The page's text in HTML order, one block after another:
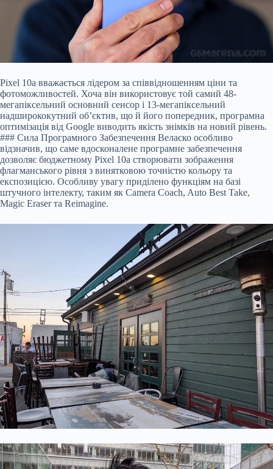
Pixel 10a вважається лідером за співвідношенням ціни та
фотоможливостей. Хоча він використовує той самий 48-
мегапіксельний основний сенсор і 13-мегапіксельний
надширококутний об’єктив, що й його попередник, програмна
оптимізація від Google виводить якість знімків на новий рівень.
### Сила Програмного Забезпечення Веласко особливо
відзначив, що саме вдосконалене програмне забезпечення
дозволяє бюджетному Pixel 10a створювати зображення
флагманського рівня з винятковою точністю кольору та
експозицією. Особливу увагу приділено функціям на базі
штучного інтелекту, таким як Camera Coach, Auto Best Take,
Magic Eraser та Reimagine.